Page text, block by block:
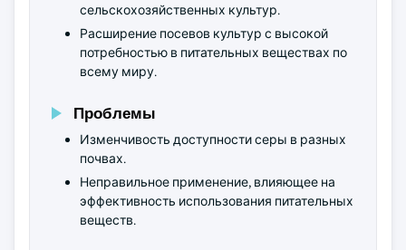
сельскохозяйственных культур.
Расширение посевов культур с высокой
потребностью в питательных веществах по
всему миру.
Проблемы
Изменчивость доступности серы в разных
почвах.
Неправильное применение, влияющее на
эффективность использования питательных
веществ.